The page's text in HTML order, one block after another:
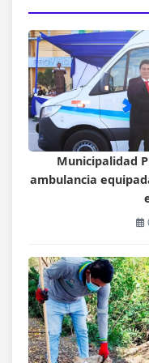
Municipalidad
ambulancia